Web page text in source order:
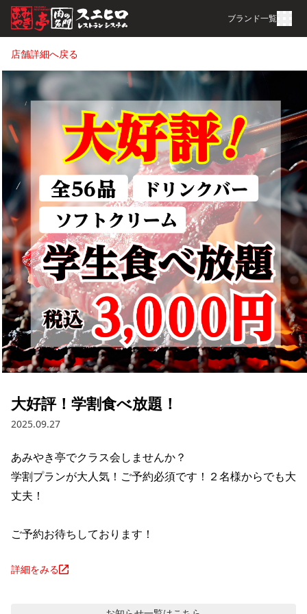
ブランド一覧
店舗詳細へ戻る
大好評！学割食べ放題！
2025.09.27
あみやき亭でクラス会しませんか？
学割プランが大人気！ご予約必須です！２名様からでも大
丈夫！
ご予約お待ちしております！
詳細をみる